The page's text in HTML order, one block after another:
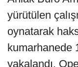
yürütülen
oynatarak
kumarhanede
yakalandı.